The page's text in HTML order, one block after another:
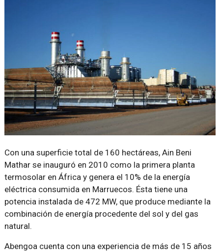
Con una superficie total de 160 hectáreas, Ain Beni
Mathar se inauguró en 2010 como la primera planta
termosolar en África y genera el 10% de la energía
eléctrica consumida en Marruecos. Ésta tiene una
potencia instalada de 472 MW, que produce mediante la
combinación de energía procedente del sol y del gas
natural.
Abengoa cuenta con una experiencia de más de 15 años